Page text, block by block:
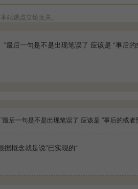
站观点立场无关。
最后一句是不是出现笔误了 应该是 “事后
后一句是不是出现笔误了 应该是 “事后的或者
概念就是说”已实现的“